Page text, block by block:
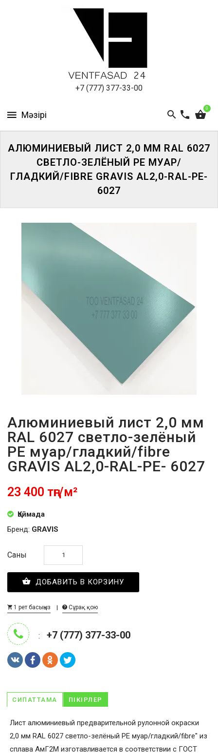
+7 (777) 377-33-00
0
ПАНЕЛИ
АЛЮМИНИЕВЫЙ ЛИСТ 2,0 ММ RAL 6027
СВЕТЛО-ЗЕЛЁНЫЙ PE МУАР/
ГЛАДКИЙ/FIBRE GRAVIS AL2,0-RAL-PE-
6027
Алюминиевый лист 2,0 мм
RAL 6027 светло-зелёный
PE муар/гладкий/fibre
GRAVIS AL2,0-RAL-PE- 6027
23 400 тңг/м²
Қоймада
Бренд: GRAVIS
Саны
ДОБАВИТЬ В КОРЗИНУ
1 рет басыңыз Сұрақ қою
: +7 (777) 377-33-00
СИПАТТАМА ПІКІРЛЕР
Лист алюминиевый предварительной рулонной окраски
2,0 мм RAL 6027 светло-зелёный PE муар/гладкий/fibre" из
сплава АмГ2М изготавливается в соответствии с ГОСТ